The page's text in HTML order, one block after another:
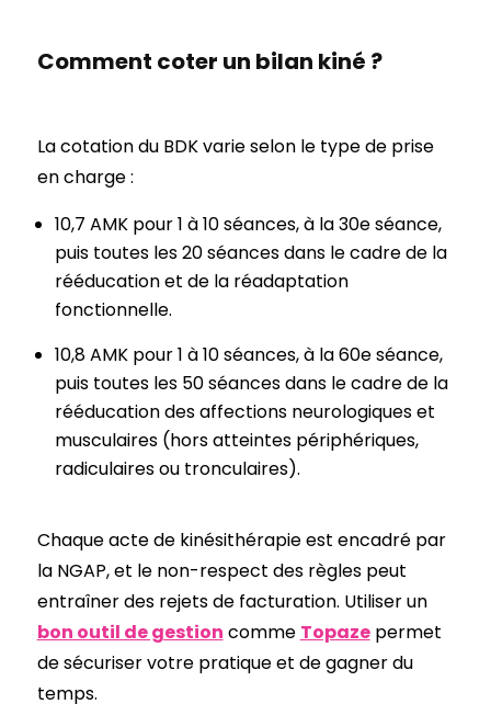
Comment coter un bilan kiné ?
La cotation du BDK varie selon le type de prise
en charge :
10,7 AMK pour 1 à 10 séances, à la 30e séance,
puis toutes les 20 séances dans le cadre de la
rééducation et de la réadaptation
fonctionnelle.
10,8 AMK pour 1 à 10 séances, à la 60e séance,
puis toutes les 50 séances dans le cadre de la
rééducation des affections neurologiques et
musculaires (hors atteintes périphériques,
radiculaires ou tronculaires).
Chaque acte de kinésithérapie est encadré par
la NGAP, et le non-respect des règles peut
entraîner des rejets de facturation. Utiliser un
bon outil de gestion comme Topazepermet
de sécuriser votre pratique et de gagner du
temps.